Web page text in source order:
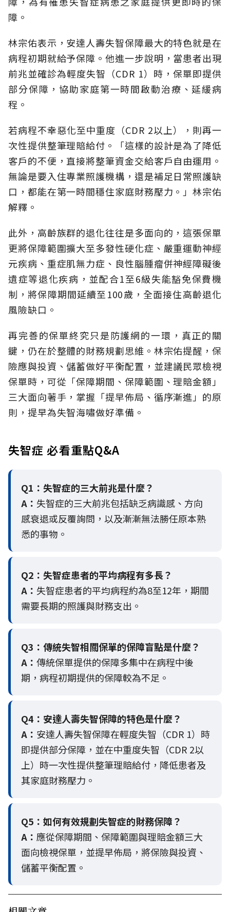
障。
林宗佑表示，安達人壽失智保障最大的特色就是在
病程初期就給予保障。他進一步說明，當患者出現
前兆並確診為輕度失智（CDR 1）時，保單即提供
部分保障，協助家庭第一時間啟動治療、延緩病
程。
若病程不幸惡化至中重度（CDR 2以上），則再一
次性提供整筆理賠給付。「這樣的設計是為了降低
客戶的不便，直接將整筆資金交給客戶自由運用。
無論是要入住專業照護機構，還是補足日常照護缺
口，都能在第一時間穩住家庭財務壓力。」林宗佑
解釋。
此外，高齡族群的退化往往是多面向的，這張保單
更將保障範圍擴大至多發性硬化症、嚴重運動神經
元疾病、重症肌無力症、良性腦腫瘤併神經障礙後
遺症等退化疾病，並配合1至6級失能豁免保費機
制，將保障期間延續至100歲，全面接住高齡退化
風險缺口。
再完善的保單終究只是防護網的一環，真正的關
鍵，仍在於整體的財務規劃思維。 林宗佑提醒，保
險應與投資、儲蓄做好平衡配置，並建議民眾檢視
保單時，可從「保障期間、保障範圍、理賠金額」
三大面向著手，掌握「提早佈局、循序漸進」的原
則，提早為失智海嘯做好準備。
失智症 必看重點Q&A
Q1：失智症的三大前兆是什麼？
A： 失智症的三大前兆包括缺乏病識感、方向
感衰退或反覆詢問，以及漸漸無法勝任原本熟
悉的事物。
Q2： 失智症患者的平均病程有多長？
A： 失智症患者的平均病程約為8至12年，期間
需要長期的照護與財務支出。
Q3： 傳統失智相關保單的保障盲點是什麼？
A： 傳統保單提供的保障多集中在病程中後
期，病程初期提供的保障較為不足。
Q4： 安達人壽失智保障的特色是什麼？
A： 安達人壽失智保障在輕度失智（CDR 1）時
即提供部分保障，並在中重度失智（CDR 2以
上）時一次性提供整筆理賠給付，降低患者及
其家庭財務壓力。
Q5： 如何有效規劃失智症的財務保障？
A： 應從保障期間、保障範圍與理賠金額三大
面向檢視保單，並提早佈局，將保險與投資、
儲蓄平衡配置。